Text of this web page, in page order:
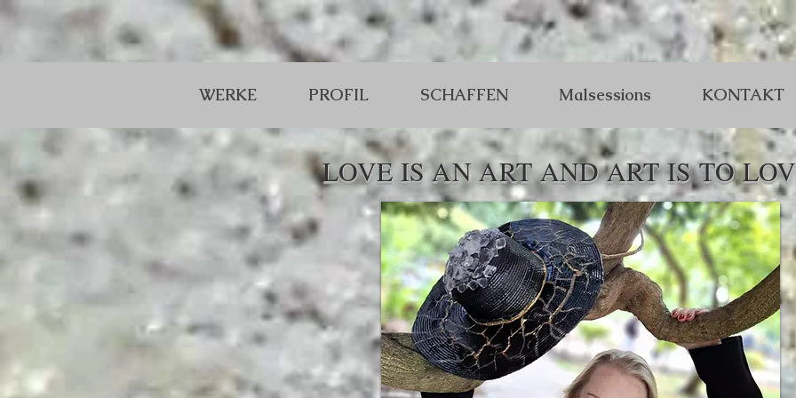
WERKE PROFIL SCHAFFEN Malsessions KONTAKT
LOVE IS AN ART AND ART IS TO